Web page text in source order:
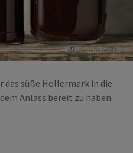
Foto: Eisenhut & Mayer
das süße Hollermark in die
Anlass bereit zu haben.